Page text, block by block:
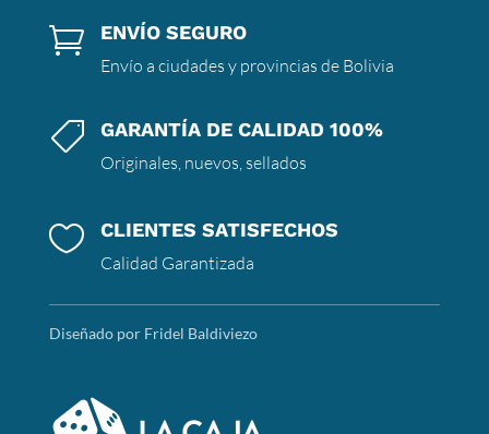
 ENVÍO SEGURO
Envío a ciudades y provincias de Bolivia
 GARANTÍA DE CALIDAD 100%
Originales, nuevos, sellados
 CLIENTES SATISFECHOS
Calidad Garantizada
Diseñado por Fridel Baldiviezo